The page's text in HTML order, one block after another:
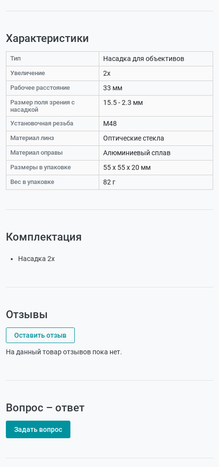
Характеристики
Тип Насадка для объективов
Увеличение 2х
Рабочее расстояние 33 мм
Размер поля зрения с
насадкой
15.5 - 2.3 мм
Установочная резьба М48
Материал линз Оптические стекла
Материал оправы Алюминиевый сплав
Размеры в упаковке 55 х 55 х 20 мм
Вес в упаковке 82 г
Комплектация
Насадка 2x
Отзывы
Оставить отзыв
На данный товар отзывов пока нет.
Вопрос – ответ
Задать вопрос